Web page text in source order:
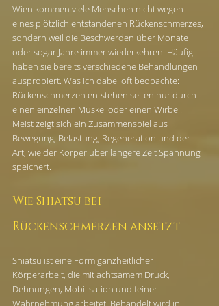
Wien kommen viele Menschen nicht wegen
eines plötzlich entstandenen Rückenschmerzes,
sondern weil die Beschwerden über Monate
oder sogar Jahre immer wiederkehren. Häufig
haben sie bereits verschiedene Behandlungen
ausprobiert. Was ich dabei oft beobachte:
Rückenschmerzen entstehen selten nur durch
einen einzelnen Muskel oder einen Wirbel.
Meist zeigt sich ein Zusammenspiel aus
Bewegung, Belastung, Regeneration und der
Art, wie der Körper über längere Zeit Spannung
speichert.
Wie Shiatsu bei
Rückenschmerzen ansetzt
Shiatsu ist eine Form ganzheitlicher
Körperarbeit, die mit achtsamem Druck,
Dehnungen, Mobilisation und feiner
Wahrnehmung arbeitet. Behandelt wird in